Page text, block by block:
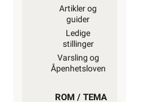
Artikler og
guider
Ledige
stillinger
Varsling og
Åpenhetsloven
ROM / TEMA